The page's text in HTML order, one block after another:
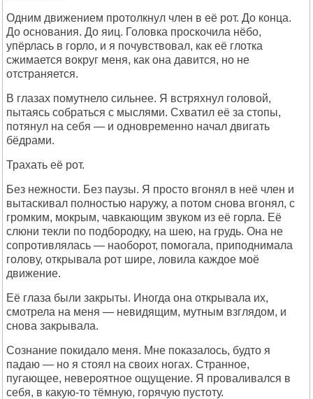
Одним движением протолкнул член в её рот. До конца.
До основания. До яиц. Головка проскочила нёбо,
упёрлась в горло, и я почувствовал, как её глотка
сжимается вокруг меня, как она давится, но не
отстраняется.
В глазах помутнело сильнее. Я встряхнул головой,
пытаясь собраться с мыслями. Схватил её за стопы,
потянул на себя — и одновременно начал двигать
бёдрами.
Трахать её рот.
Без нежности. Без паузы. Я просто вгонял в неё член и
вытаскивал полностью наружу, а потом снова вгонял, с
громким, мокрым, чавкающим звуком из её горла. Её
слюни текли по подбородку, на шею, на грудь. Она не
сопротивлялась — наоборот, помогала, приподнимала
голову, открывала рот шире, ловила каждое моё
движение.
Её глаза были закрыты. Иногда она открывала их,
смотрела на меня — невидящим, мутным взглядом, и
снова закрывала.
Сознание покидало меня. Мне показалось, будто я
падаю — но я стоял на своих ногах. Странное,
пугающее, невероятное ощущение. Я проваливался в
себя, в какую-то тёмную, горячую пустоту.